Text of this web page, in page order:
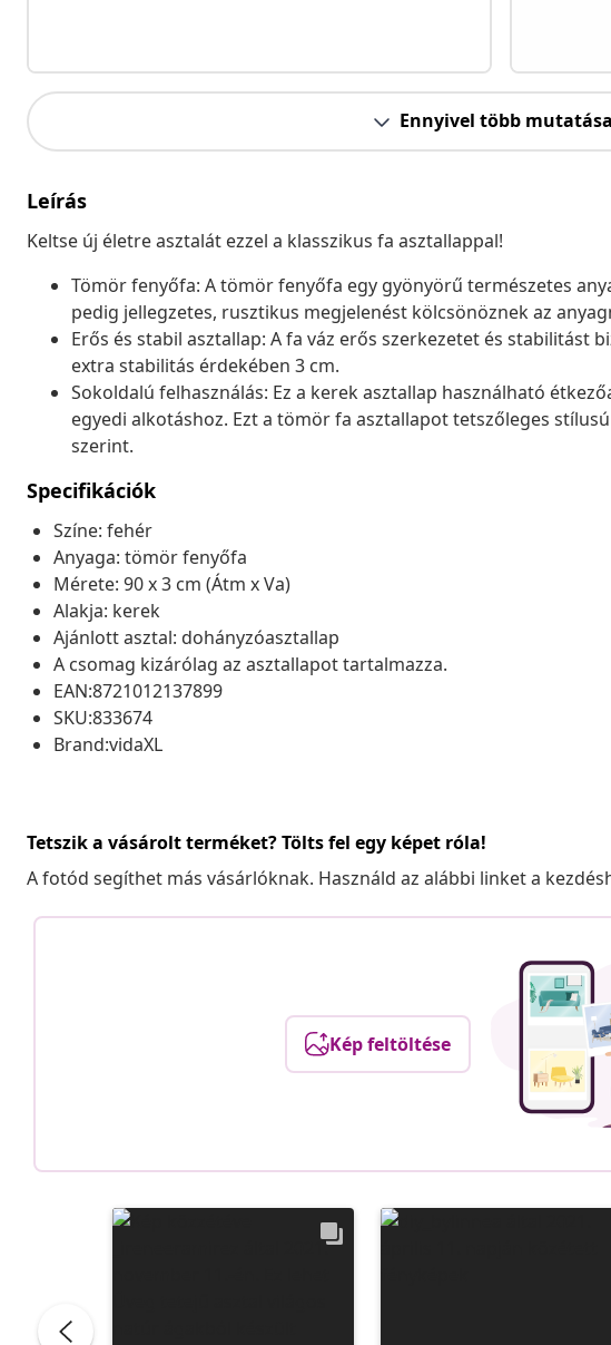
Ennyivel több
Leírás
Keltse új életre asztalát ezzel a klasszikus fa asztallappal!
Tömör fenyőfa: A tömör fenyőfa egy gyönyörű természetes
pedig jellegzetes, rusztikus megjelenést kölcsönöznek az
Erős és stabil asztallap: A fa váz erős szerkezetet és stabilitást
extra stabilitás érdekében 3 cm.
Sokoldalú felhasználás: Ez a kerek asztallap használható
egyedi alkotáshoz. Ezt a tömör fa asztallapot tetszőleges
szerint.
Specifikációk
Színe: fehér
Anyaga: tömör fenyőfa
Mérete: 90 x 3 cm (Átm x Va)
Alakja: kerek
Ajánlott asztal: dohányzóasztallap
A csomag kizárólag az asztallapot tartalmazza.
EAN:8721012137899
SKU:833674
Brand:vidaXL
Tetszik a vásárolt terméket? Tölts fel egy képet róla!
A fotód segíthet más vásárlóknak. Használd az alábbi linket a
Kép feltöltése